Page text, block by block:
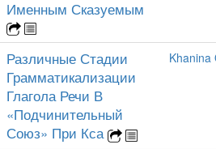
Именным Сказуемым
Различные Стадии
Грамматикализации
Глагола Речи В
«Подчинительный
Союз» При Кса
Khanina